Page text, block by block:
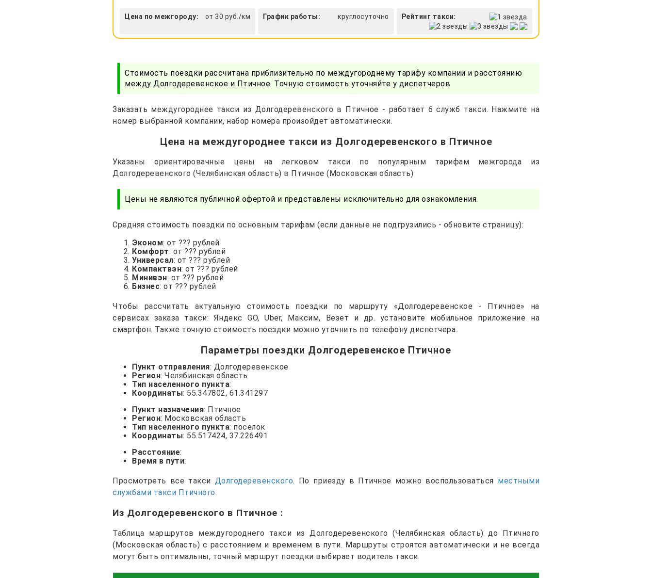
Цена по межгороду: от 30 руб./км График работы: круглосуточно Рейтинг такси:
Стоимость поездки рассчитана приблизительно по междугороднему тарифу компании и расстоянию
между Долгодеревенское и Птичное. Точную стоимость уточняйте у диспетчеров
Заказать междугороднее такси из Долгодеревенского в Птичное - работает 6 служб такси. Нажмите на
номер выбранной компании, набор номера произойдет автоматически.
Цена на междугороднее такси из Долгодеревенского в Птичное
Указаны ориентировачные цены на легковом такси по популярным тарифам межгорода из
Долгодеревенского (Челябинская область) в Птичное (Московская область)
Цены не являются публичной офертой и представлены исключительно для ознакомления.
Средняя стоимость поездки по основным тарифам (если данные не подгрузились - обновите страницу):
Эконом: от ??? рублей
Комфорт: от ??? рублей
Универсал: от ??? рублей
Компактвэн: от ??? рублей
Минивэн: от ??? рублей
Бизнес: от ??? рублей
Чтобы рассчитать актуальную стоимость поездки по маршруту «Долгодеревенское - Птичное» на
сервисах заказа такси: Яндекс GO, Uber, Максим, Везет и др. установите мобильное приложение на
смартфон. Также точную стоимость поездки можно уточнить по телефону диспетчера.
Параметры поездки Долгодеревенское Птичное
Пункт отправления: Долгодеревенское
Регион: Челябинская область
Тип населенного пункта:
Координаты: 55.347802, 61.341297
Пункт назначения: Птичное
Регион: Московская область
Тип населенного пункта: поселок
Координаты: 55.517424, 37.226491
Расстояние:
Время в пути:
Просмотреть все такси Долгодеревенского. По приезду в Птичное можно воспользоваться местными
службами такси Птичного.
Из Долгодеревенского в Птичное :
Таблица маршрутов междугороднего такси из Долгодеревенского (Челябинская область) до Птичного
(Московская область) с расстоянием и временем в пути. Маршруты строятся автоматически и не всегда
могут быть оптимальны, точный маршрут поездки выбирает водитель такси.